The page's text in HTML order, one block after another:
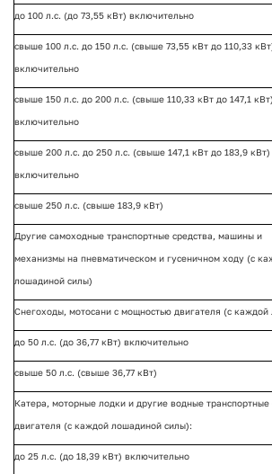
до 100 л.с. (до 73,55 кВт) включительно
свыше 100 л.с. до 150 л.с. (свыше 73,55 кВт до 110,33
включительно
свыше 150 л.с. до 200 л.с. (свыше 110,33 кВт до 147,1 кВт)
включительно
свыше 200 л.с. до 250 л.с. (свыше 147,1 кВт до 183,9 кВт)
включительно
свыше 250 л.с. (свыше 183,9 кВт)
Другие самоходные транспортные средства, машины и
механизмы на пневматическом и гусеничном ходу (с
лошадиной силы)
Снегоходы, мотосани с мощностью двигателя (с
до 50 л.с. (до 36,77 кВт) включительно
свыше 50 л.с. (свыше 36,77 кВт)
Катера, моторные лодки и другие водные
двигателя (с каждой лошадиной силы):
до 25 л.с. (до 18,39 кВт) включительно